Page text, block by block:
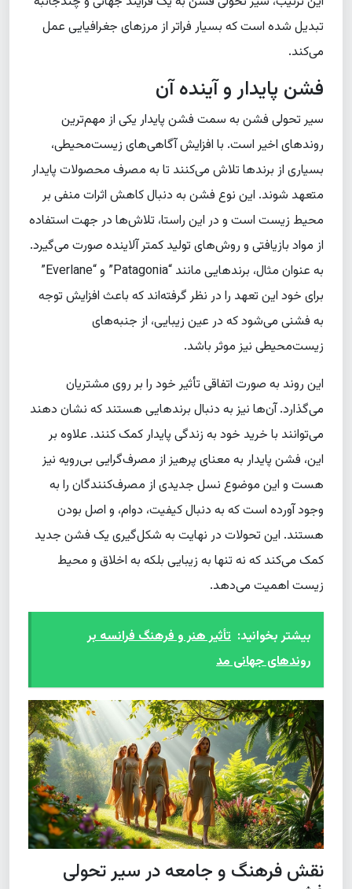
تبدیل شده است که بسیار فراتر از مرزهای جغرافیایی عمل
می‌کند.
فشن پایدار و آینده آن
سیر تحولی فشن به سمت فشن پایدار یکی از مهم‌ترین
روندهای اخیر است. با افزایش آگاهی‌های زیست‌محیطی،
بسیاری از برندها تلاش می‌کنند تا به مصرف محصولات پایدار
متعهد شوند. این نوع فشن به دنبال کاهش اثرات منفی بر
محیط زیست است و در این راستا، تلاش‌ها در جهت استفاده
از مواد بازیافتی و روش‌های تولید کمتر آلاینده صورت می‌گیرد.
به عنوان مثال، برندهایی مانند “Patagonia” و “Everlane”
برای خود این تعهد را در نظر گرفته‌اند که باعث افزایش توجه
به فشنی می‌شود که در عین زیبایی، از جنبه‌های
زیست‌محیطی نیز موثر باشد.
این روند به صورت اتفاقی تأثیر خود را بر روی مشتریان
می‌گذارد. آن‌ها نیز به دنبال برندهایی هستند که نشان دهند
می‌توانند با خرید خود به زندگی پایدار کمک کنند. علاوه بر
این، فشن پایدار به معنای پرهیز از مصرف‌گرایی بی‌رویه نیز
هست و این موضوع نسل جدیدی از مصرف‌کنندگان را به
وجود آورده است که به دنبال کیفیت، دوام، و اصل بودن
هستند. این تحولات در نهایت به شکل‌گیری یک فشن جدید
کمک می‌کند که نه تنها به زیبایی بلکه به اخلاق و محیط
زیست اهمیت می‌دهد.
بیشتر بخوانید: تأثیر هنر و فرهنگ فرانسه بر
روندهای جهانی مد
نقش فرهنگ و جامعه در سیر تحولی